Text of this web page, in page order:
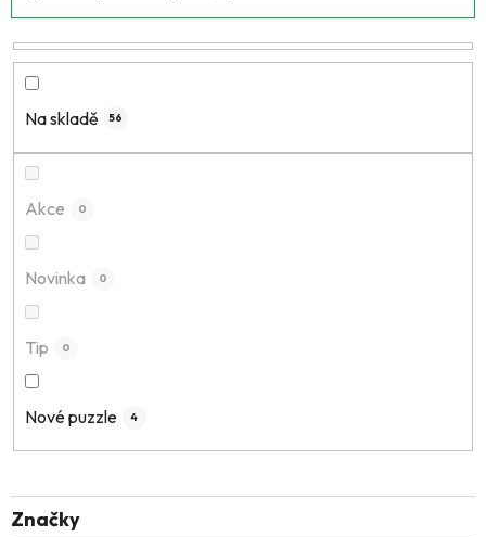
z
e
Na skladě 56
Akce 0
Novinka 0
Tip 0
Nové puzzle 4
Značky